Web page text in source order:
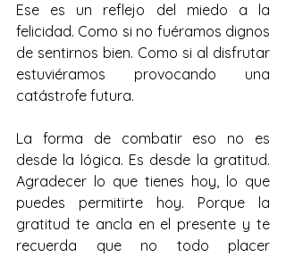
Ese es un reflejo del miedo a la
felicidad. Como si no fuéramos dignos
de sentirnos bien. Como si al disfrutar
estuviéramos provocando una
catástrofe futura.
La forma de combatir eso no es
desde la lógica. Es desde la gratitud.
Agradecer lo que tienes hoy, lo que
puedes permitirte hoy. Porque la
gratitud te ancla en el presente y te
recuerda que no todo placer